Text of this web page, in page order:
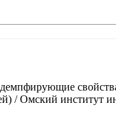
/ Омский